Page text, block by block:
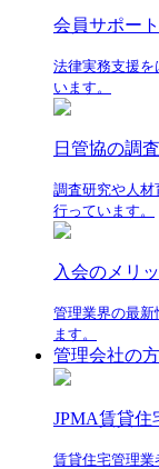
会員サポー
法律実務支援
います。
日管協の調
調査研究や人
行っています。
入会のメリ
管理業界の最
ます。
管理会社の
JPMA賃貸住
賃貸住宅管理業